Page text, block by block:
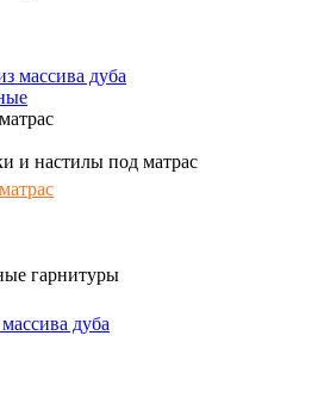
массива дуба
и настилы под матрас
гарнитуры
дуба